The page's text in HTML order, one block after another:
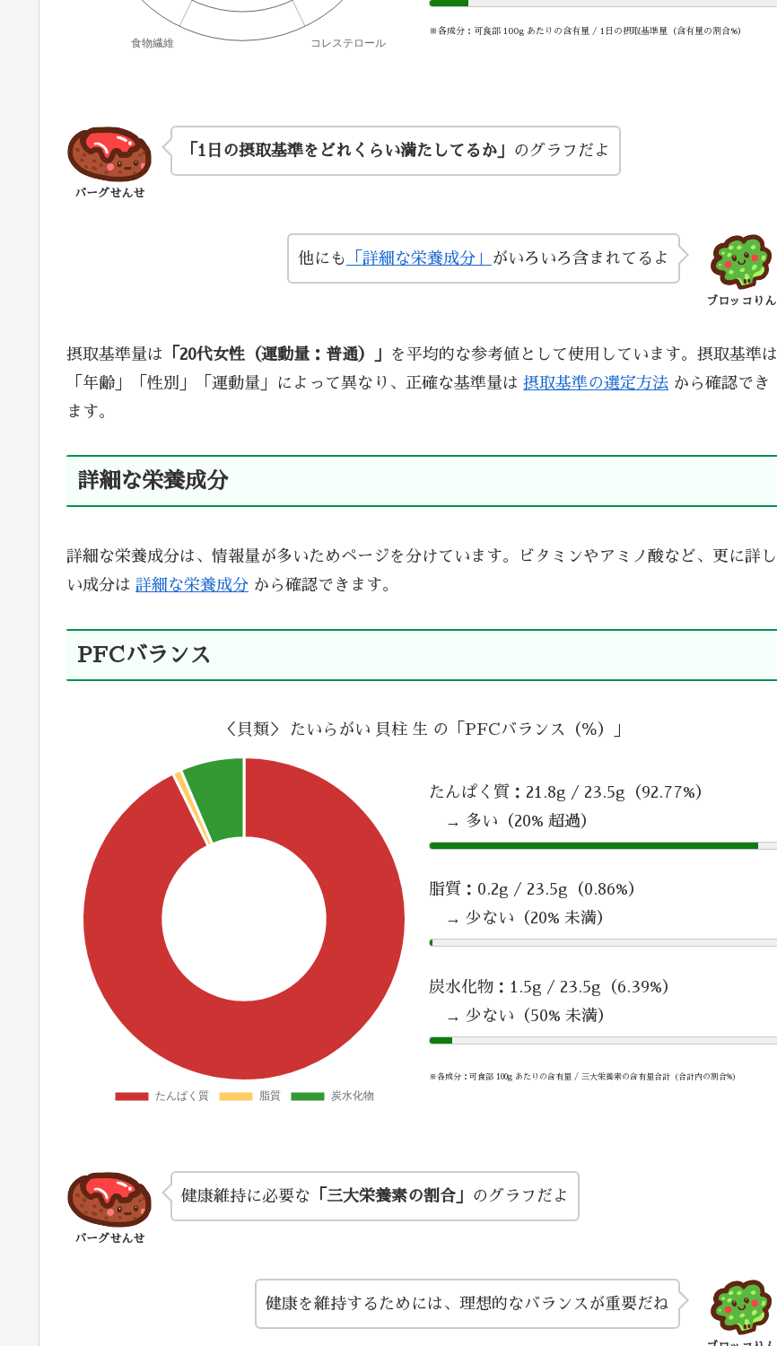
※各成分：可食部 100g あたりの含有量 / 1日の摂取基準量（含有量の割合%）
バーグせんせ
「1日の摂取基準をどれくらい満たしてるか」 のグラフだよ
ブロッコりん
他にも 「詳細な栄養成分」 がいろいろ含まれてるよ
摂取基準量は 「20代女性（運動量：普通）」
を平均的な参考値として使用しています。摂取基準は
「年齢」「性別」「運動量」によって異なり、正確な基準量は 摂取基準の選定方法 から確認でき
ます。
詳細な栄養成分
詳細な栄養成分は、情報量が多いためページを分けています。ビタミンやアミノ酸など、更に詳し
い成分は 詳細な栄養成分 から確認できます。
PFCバランス
＜貝類＞ たいらがい 貝柱 生 の「PFCバランス（％）」
たんぱく質：21.8g / 23.5g（92.77%）
→ 多い（20% 超過）
脂質：0.2g / 23.5g（0.86%）
→ 少ない（20% 未満）
炭水化物：1.5g / 23.5g（6.39%）
→ 少ない（50% 未満）
※各成分：可食部 100g あたりの含有量 / 三大栄養素の含有量合計（合計内の割合%）
バーグせんせ
健康維持に必要な 「三大栄養素の割合」 のグラフだよ
健康を維持するためには、理想的なバランスが重要だね